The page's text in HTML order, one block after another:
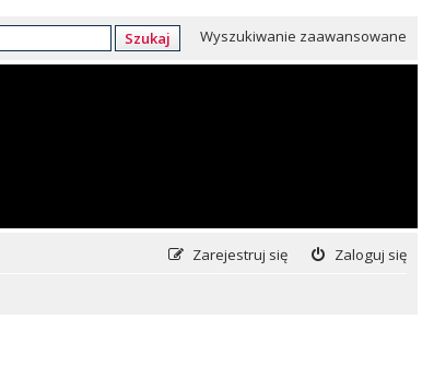
Szukaj Wyszukiwanie zaawansowane
Zaloguj się
Zarejestruj się